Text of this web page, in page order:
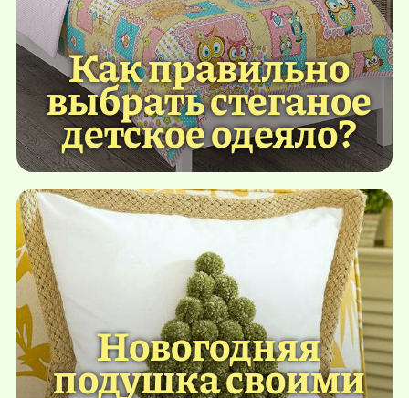
Как правильно
выбрать стеганое
детское одеяло?
Новогодняя
подушка своими